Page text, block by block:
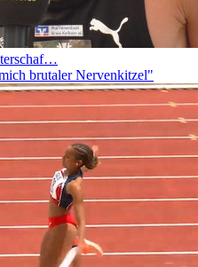
brutaler Nervenkitzel"